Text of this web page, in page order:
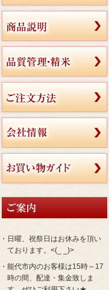
・日曜、祝祭日はお休みを頂い
ております。<(_ _)>
・能代市内のお客様は15時～17
時の間、配達・集金致しま